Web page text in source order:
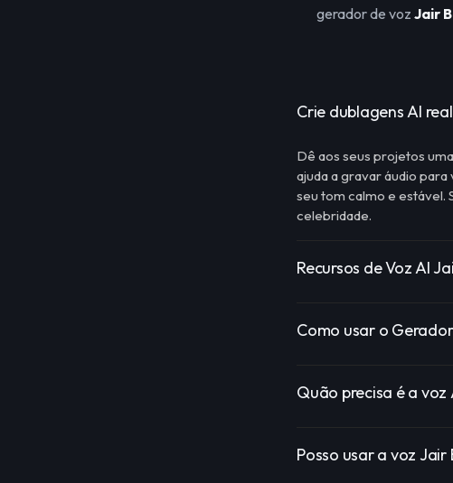
gerador de voz Jair
Crie dublagens AI
Dê aos seus projetos
ajuda a gravar áudio
seu tom calmo e estável.
celebridade.
Recursos de Voz AI
Como usar o
Quão precisa é a
Posso usar a voz